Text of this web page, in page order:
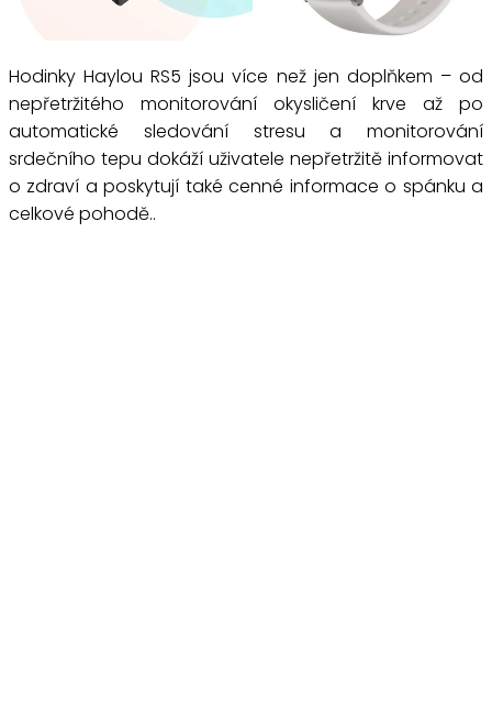
Hodinky Haylou RS5 jsou více než jen doplňkem – od
nepřetržitého monitorování okysličení krve až po
automatické sledování stresu a monitorování
srdečního tepu dokáží uživatele nepřetržitě informovat
o zdraví a poskytují také cenné informace o spánku a
celkové pohodě..